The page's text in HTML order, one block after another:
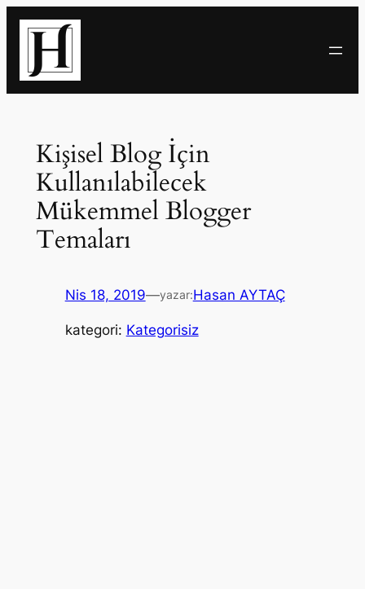
İçeriğe
Kişisel Blog İçin
Kullanılabilecek
Mükemmel Blogger
Temaları
Nis 18, 2019—yazar:Hasan AYTAÇ
kategori: Kategorisiz